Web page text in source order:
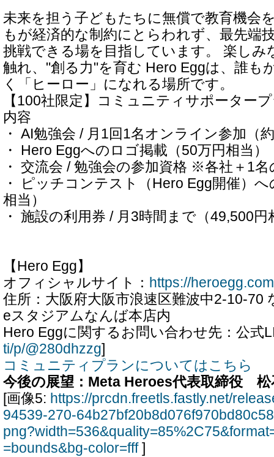
未来を担う子どもたちに無償で教育機会
もが経済的な制約にとらわれず、最先端
挑戦できる場を目指しています。 楽しみ
触れ、"創る力"を育む Hero Eggは、誰も
く「ヒーロー」になれる場所です。
【100社限定】コミュニティサポーター
内容
・ AI勉強会 / 月1回1名オンライン参加（
・ Hero Eggへのロゴ掲載（50万円相当）
・ 交流会 / 勉強会の参加資格 ※各社＋1
・ ピッチコンテスト（Hero Egg開催）
相当）
・ 施設の利用券 / 月3時間まで（49,500円
【Hero Egg】
オフィシャルサイト： https://
住所：大阪府大阪市浪速区難波中2-10-
eスタジアムなんば本店内
Hero Eggに関するお問い合わせ先：公式
ti/p/@280dhzzg]
コミュニティプランについてはこちら
今後の展望：Meta Heroes代表取締役
[画像5: https://prcdn.freetls.fastly.net/
94539-270-
=bounds&bg-color=fff]